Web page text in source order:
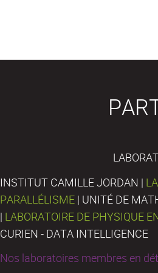
INSTITUT CAMILLE JORDAN |
PARALLÉLISME | UNITÉ DE
| LABORATOIRE DE PHYSIQUE
CURIEN - DATA INTELLIGENCE
Nos laboratoires membres en